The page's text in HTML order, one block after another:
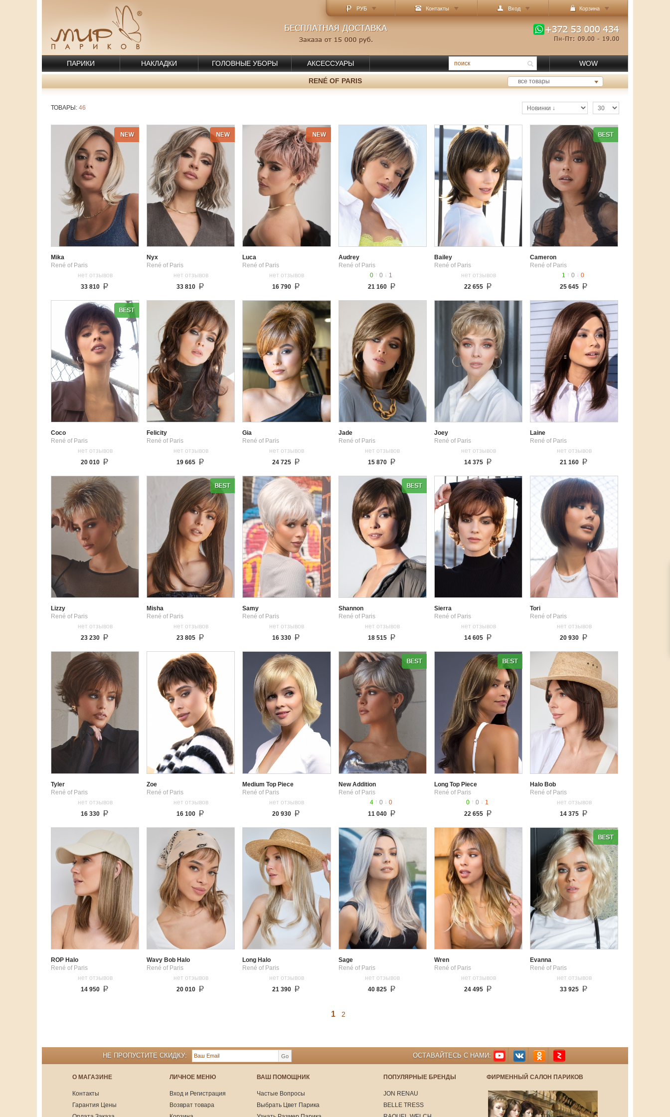
РУБ Контакты Вход Корзина
ПАРИКИ НАКЛАДКИ ГОЛОВНЫЕ УБОРЫ АКСЕССУАРЫ WOW
RENÉ OF PARIS все товары
ТОВАРЫ: 46
Mika
René of Paris
нет отзывов
33 810
Nyx
René of Paris
нет отзывов
33 810
Luca
René of Paris
нет отзывов
16 790
Audrey
René of Paris
0 ↑0 ↓ 1
21 160
Bailey
René of Paris
нет отзывов
22 655
Cameron
René of Paris
1 ↑ 0 ↓ 0
25 645
Coco
René of Paris
нет отзывов
20 010
Felicity
René of Paris
нет отзывов
19 665
Gia
René of Paris
нет отзывов
24 725
Jade
René of Paris
нет отзывов
15 870
Joey
René of Paris
нет отзывов
14 375
Laine
René of Paris
нет отзывов
21 160
Lizzy
René of Paris
нет отзывов
23 230
Misha
René of Paris
нет отзывов
23 805
Samy
René of Paris
нет отзывов
16 330
Shannon
René of Paris
нет отзывов
18 515
Sierra
René of Paris
нет отзывов
14 605
Tori
René of Paris
нет отзывов
20 930
Tyler
René of Paris
нет отзывов
16 330
Zoe
René of Paris
нет отзывов
16 100
Medium Top Piece
René of Paris
нет отзывов
20 930
New Addition
René of Paris
4 ↑0 ↓0
11 040
Long Top Piece
René of Paris
0↑ 0 ↓ 1
22 655
Halo Bob
René of Paris
нет отзывов
14 375
ROP Halo
René of Paris
нет отзывов
14 950
Wavy Bob Halo
René of Paris
нет отзывов
20 010
Long Halo
René of Paris
нет отзывов
21 390
Sage
René of Paris
нет отзывов
40 825
Wren
René of Paris
нет отзывов
24 495
Evanna
René of Paris
нет отзывов
33 925
1 2
НЕ ПРОПУСТИТЕ СКИДКУ: Go ОСТАВАЙТЕСЬ С НАМИ:
О МАГАЗИНЕ
Контакты
Гарантия Цены
ЛИЧНОЕ МЕНЮ
Вход и Регистрация
Возврат товара
ВАШ ПОМОЩНИК
Частые Вопросы
Выбрать Цвет Парика
ПОПУЛЯРНЫЕ БРЕНДЫ
JON RENAU
BELLE TRESS
ФИРМЕННЫЙ САЛОН ПАРИКОВ